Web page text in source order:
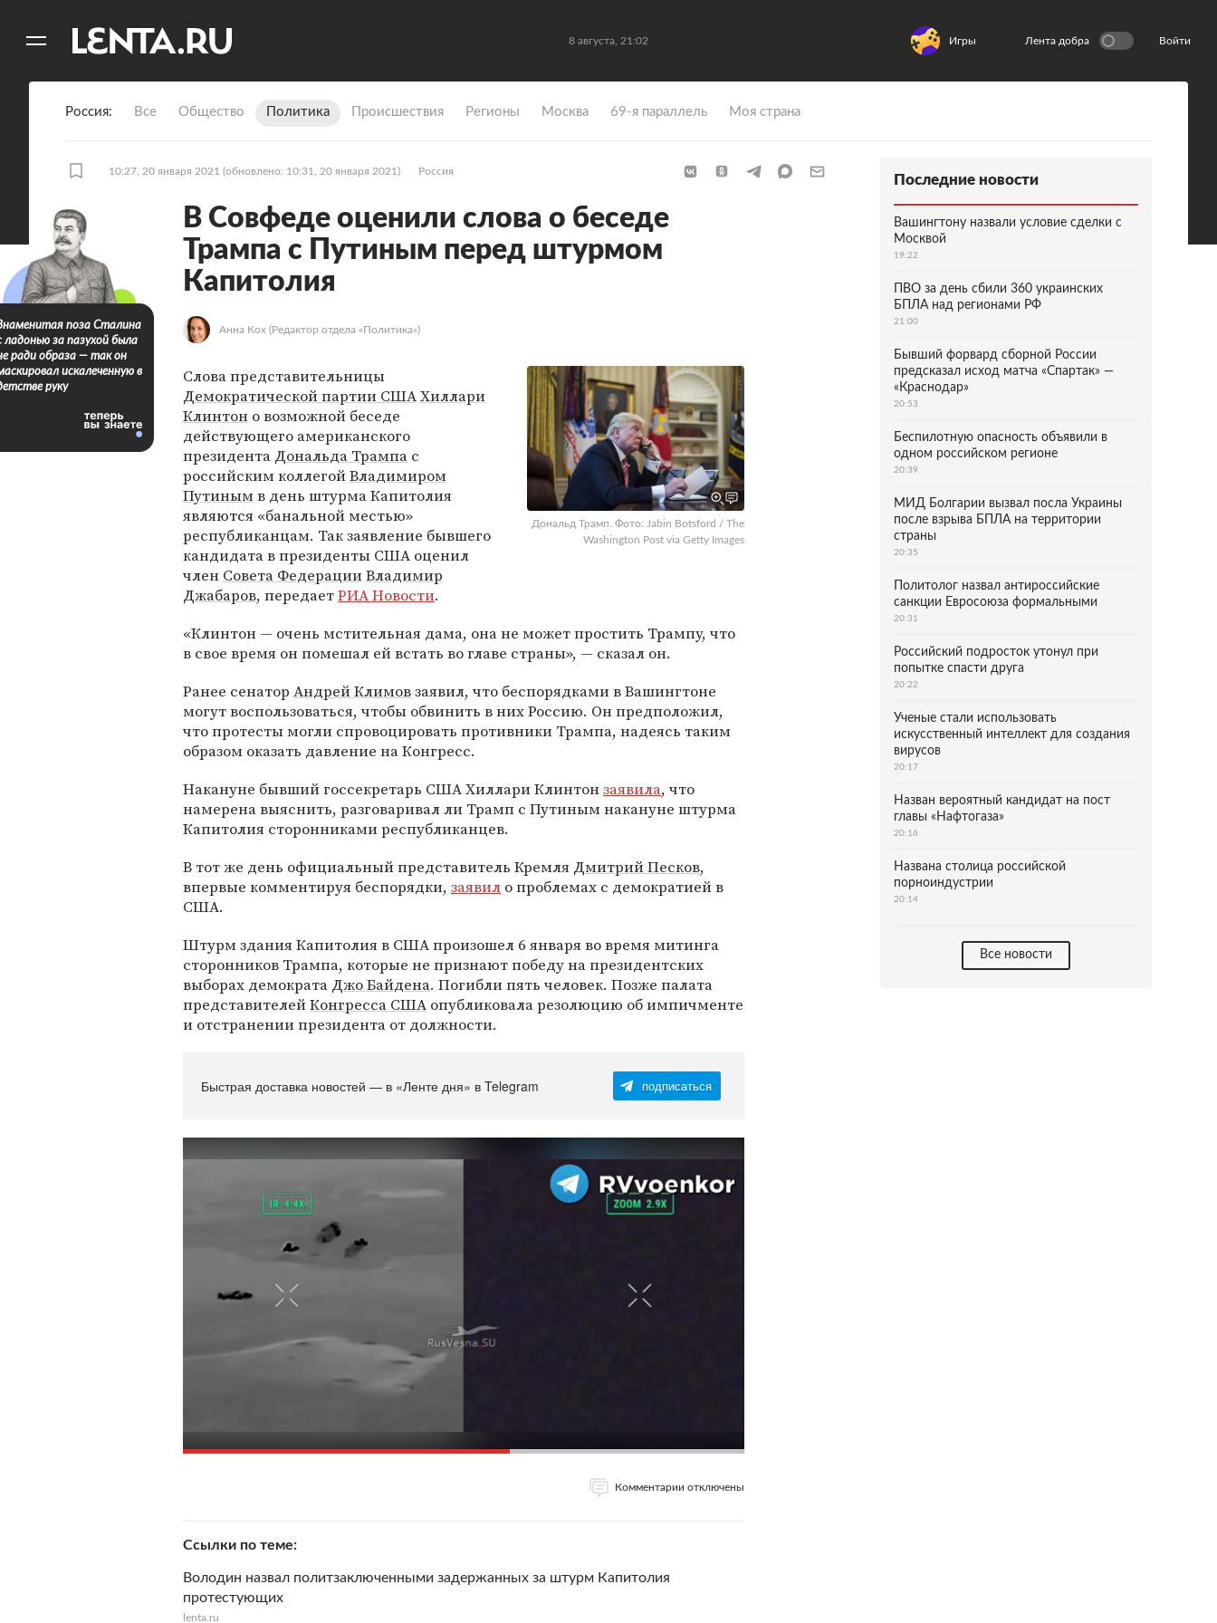
8 августа, 21:02 Игры Лента добра Войти
Россия Все Общество Политика Происшествия Регионы Москва 69-я параллель Моя страна
10:27, 20 января 2021 (обновлено: 10:31, 20 января 2021) Россия
В Совфеде оценили слова о беседе
Трампа с Путиным перед штурмом
Капитолия
Анна Кох (Редактор отдела «Политика»)
Дональд Трамп. Фото: Jabin Botsford / The
Washington Post via Getty Images
Слова представительницы
Демократической партии СШАХиллари
Клинтон о возможной беседе
действующего американского
президента Дональда Трампа с
российским коллегойВладимиром
Путинымв день штурма Капитолия
являются «банальной местью»
республиканцам. Так заявление бывшего
кандидата в президенты США оценил
член Совета ФедерацииВладимир
Джабаров, передаетРИА Новости.
«Клинтон — очень мстительная дама, она не может простить Трампу, что
в свое время он помешал ей встать во главе страны», — сказал он.
Ранее сенатор Андрей Климовзаявил, что беспорядками в Вашингтоне
могут воспользоваться, чтобы обвинить в них Россию. Он предположил,
что протесты могли спровоцировать противники Трампа, надеясь таким
образом оказать давление на Конгресс.
Накануне бывший госсекретарь США Хиллари Клинтонзаявила, что
намерена выяснить, разговаривал ли Трамп с Путиным накануне штурма
Капитолия сторонниками республиканцев.
В тот же день официальный представитель Кремля Дмитрий Песков,
впервые комментируя беспорядки, заявил о проблемах с демократией в
США.
Штурм здания Капитолия в США произошел 6 января во время митинга
сторонников Трампа, которые не признают победу на президентских
выборах демократа Джо Байдена. Погибли пять человек. Позже палата
представителейКонгресса США опубликовала резолюцию об импичменте
и отстранении президента от должности.
Быстрая доставка новостей — в «Ленте дня» в Telegram подписаться
Комментарии отключены
Ссылки по теме
Володин назвал политзаключенными задержанных за штурм Капитолия
протестующих
lenta.ru
поза Сталина
ладонью за пазухой была
ради образа — так он
искалеченную в
руку
Последние новости
Вашингтону назвали условие сделки с
Москвой
19:22
ПВО за день сбили 360 украинских
БПЛА над регионами РФ
21:00
Бывший форвард сборной России
предсказал исход матча «Спартак» —
«Краснодар»
20:53
Беспилотную опасность объявили в
одном российском регионе
20:39
МИД Болгарии вызвал посла Украины
после взрыва БПЛА на территории
страны
20:35
Политолог назвал антироссийские
санкции Евросоюза формальными
20:31
Российский подросток утонул при
попытке спасти друга
20:22
Ученые стали использовать
искусственный интеллект для создания
вирусов
20:17
Назван вероятный кандидат на пост
главы «Нафтогаза»
20:16
Названа столица российской
порноиндустрии
20:14
Все новости